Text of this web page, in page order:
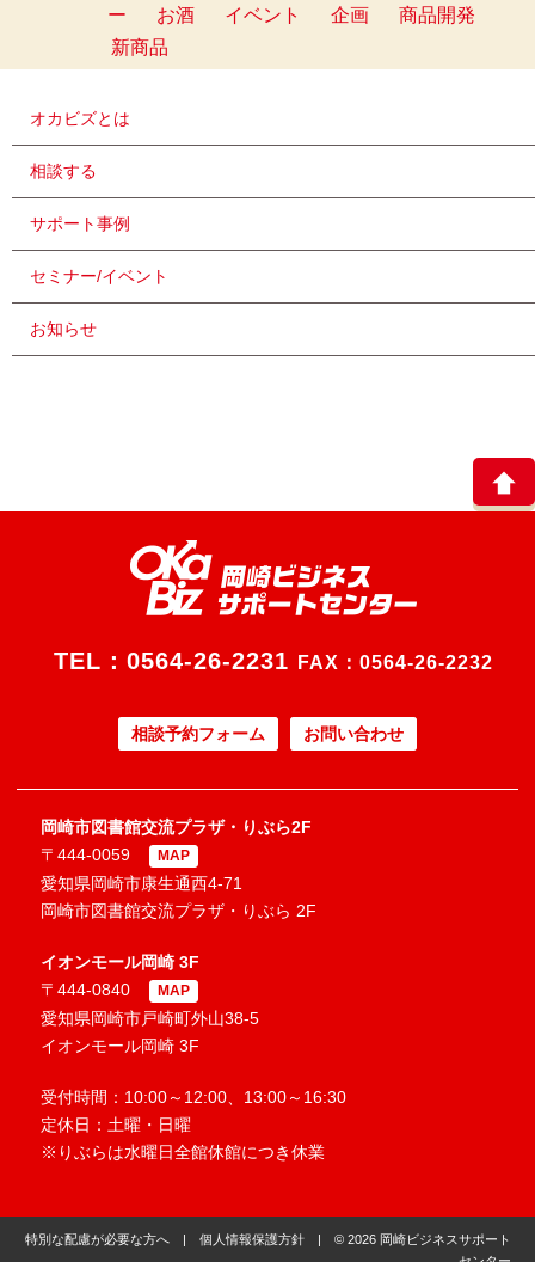
ー
お酒 イベント 企画
商品開発
新商品
オカビズとは
相談する
サポート事例
セミナー/イベント
お知らせ
TEL： 0564-26-2231 FAX：0564-26-2232
相談予約フォーム お問い合わせ
岡崎市図書館交流プラザ・りぶら2F
〒444-0059
MAP
愛知県岡崎市康生通西4-71
岡崎市図書館交流プラザ・りぶら 2F
イオンモール岡崎 3F
〒444-0840
MAP
愛知県岡崎市戸崎町外山38-5
イオンモール岡崎 3F
受付時間：10:00～12:00、13:00～16:30
定休日：土曜・日曜
※りぶらは水曜日全館休館につき休業
特別な配慮が必要な方へ | 個人情報保護方針 | © 2026 岡崎ビジネスサポート